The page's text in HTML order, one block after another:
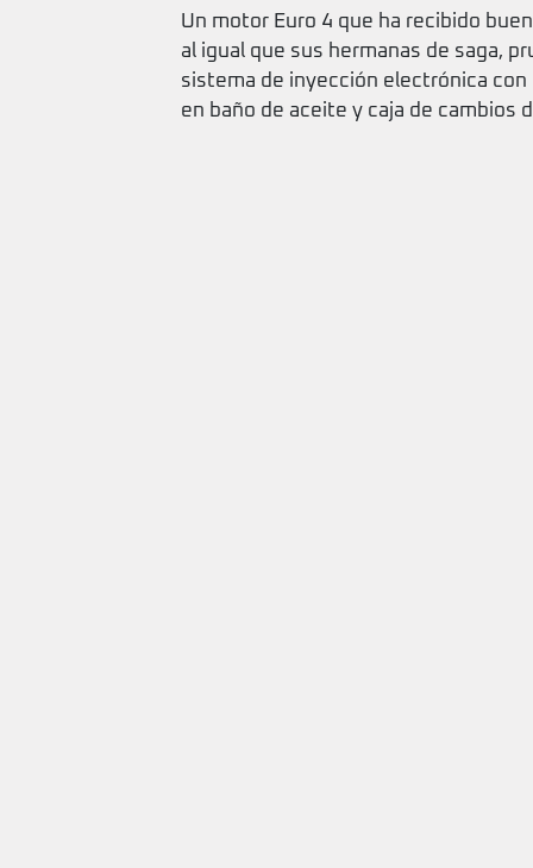
Un motor Euro 4 que ha recibido
al igual que sus hermanas de saga,
sistema de inyección electrónica
en baño de aceite y caja de cambios